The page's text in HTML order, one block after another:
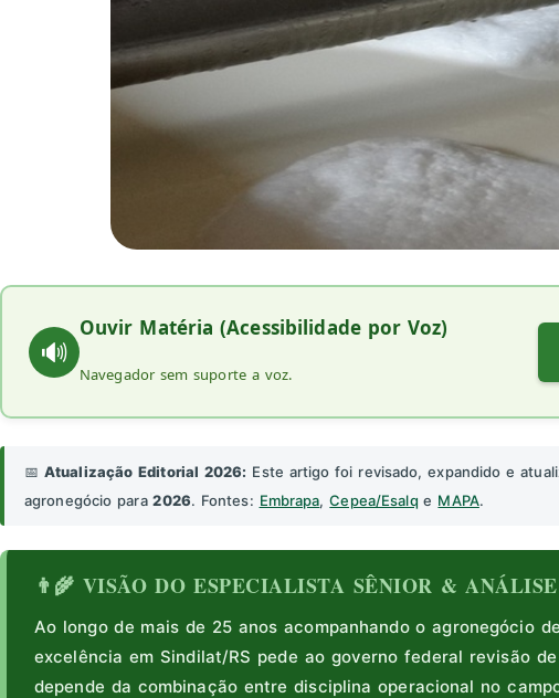
🔊
Ouvir Matéria (Acessibilidade por Voz)
Navegador sem suporte a voz.
📅 Atualização Editorial 2026: Este artigo foi revisado, expandido e
agronegócio para2026. Fontes: Embrapa,Cepea/Esalq e MAPA.
👨‍🌾 VISÃO DO ESPECIALISTA SÊNIOR &
Ao longo de mais de 25 anos acompanhando o agronegócio
excelência em Sindilat/RS pede ao governo federal revisão
depende da combinação entre disciplina operacional no